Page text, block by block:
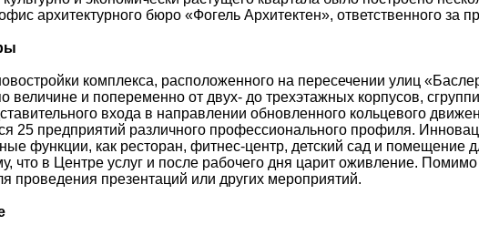
архитектурного бюро «Фогель Архитектен», ответственного за
комплекса, расположенного на пересечении улиц
величине и попеременно от двух- до трехэтажных корпусов,
входа в направлении обновленного кольцевого
25 предприятий различного профессионального профиля.
функции, как ресторан, фитнес-центр, детский сад и помещение
что в Центре услуг и после рабочего дня царит оживление.
проведения презентаций или других мероприятий.